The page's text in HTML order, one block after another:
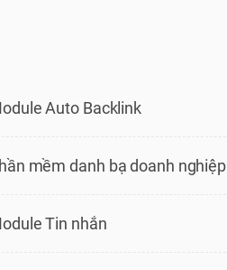
Auto Backlink
mềm danh bạ doanh nghiệp
Tin nhắn